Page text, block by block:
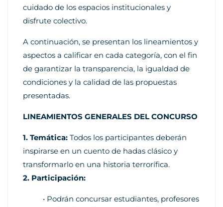
cuidado de los espacios institucionales y
disfrute colectivo.
A continuación, se presentan los lineamientos y
aspectos a calificar en cada categoría, con el fin
de garantizar la transparencia, la igualdad de
condiciones y la calidad de las propuestas
presentadas.
LINEAMIENTOS GENERALES DEL CONCURSO
1. Temática: Todos los participantes deberán
inspirarse en un cuento de hadas clásico y
transformarlo en una historia terrorífica.
2. Participación:
• Podrán concursar estudiantes, profesores